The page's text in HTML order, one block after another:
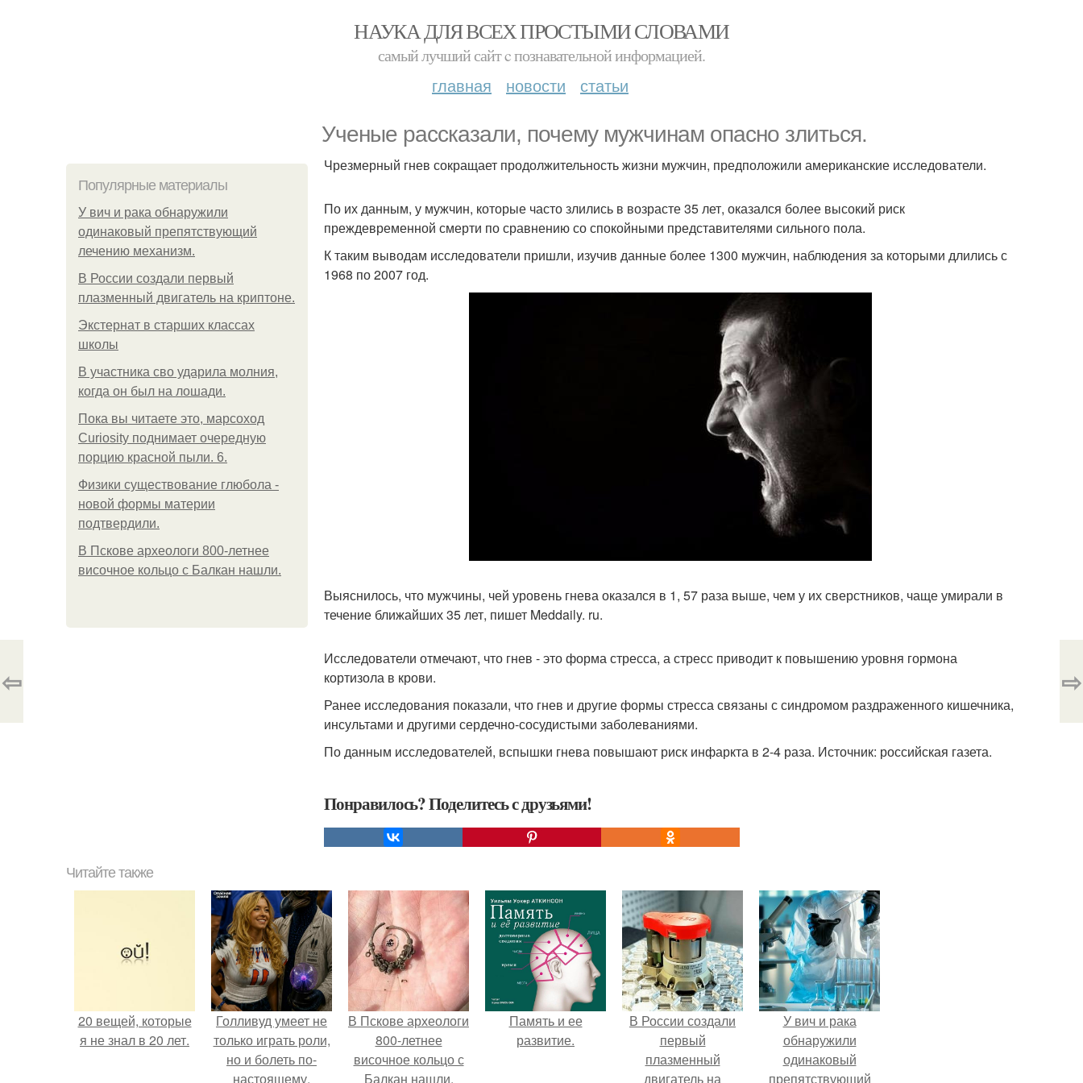
НАУКА ДЛЯ ВСЕХ ПРОСТЫМИ СЛОВАМИ
самый лучший сайт c познавательной информацией.
главная новости статьи
Ученые рассказали, почему мужчинам опасно злиться.
Популярные материалы
У вич и рака обнаружили
одинаковый препятствующий
лечению механизм.
В России создали первый
плазменный двигатель на криптоне.
Экстернат в старших классах
школы
В участника сво ударила молния,
когда он был на лошади.
Пока вы читаете это, марсоход
Curiosity поднимает очередную
порцию красной пыли. 6.
Физики существование глюбола -
новой формы материи
подтвердили.
В Пскове археологи 800-летнее
височное кольцо с Балкан нашли.
Чрезмерный гнев сокращает продолжительность жизни мужчин, предположили американские исследователи.
По их данным, у мужчин, которые часто злились в возрасте 35 лет, оказался более высокий риск
преждевременной смерти по сравнению со спокойными представителями сильного пола.
К таким выводам исследователи пришли, изучив данные более 1300 мужчин, наблюдения за которыми длились с
1968 по 2007 год.
Выяснилось, что мужчины, чей уровень гнева оказался в 1, 57 раза выше, чем у их сверстников, чаще умирали в
течение ближайших 35 лет, пишет Meddaily. ru.
Исследователи отмечают, что гнев - это форма стресса, а стресс приводит к повышению уровня гормона
кортизола в крови.
Ранее исследования показали, что гнев и другие формы стресса связаны с синдромом раздраженного кишечника,
инсультами и другими сердечно-сосудистыми заболеваниями.
По данным исследователей, вспышки гнева повышают риск инфаркта в 2-4 раза. Источник: российская газета.
Понравилось? Поделитесь с друзьями!
⇦ ⇨
Читайте также
20 вещей, которые
я не знал в 20 лет.
Голливуд умеет не
только играть роли,
но и болеть по-
настоящему.
В Пскове археологи
800-летнее
височное кольцо с
Балкан нашли.
Память и ее
развитие.
В России создали
первый
плазменный
двигатель на
У вич и рака
обнаружили
одинаковый
препятствующий